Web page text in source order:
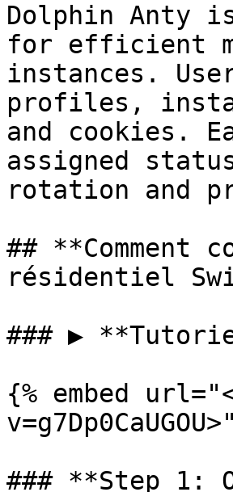
Dolphin Anty
for efficient
instances.
profiles,
and cookies.
assigned
rotation and
## **Comment
résidentiel
### ▶️
{% embed
### **Step 1: